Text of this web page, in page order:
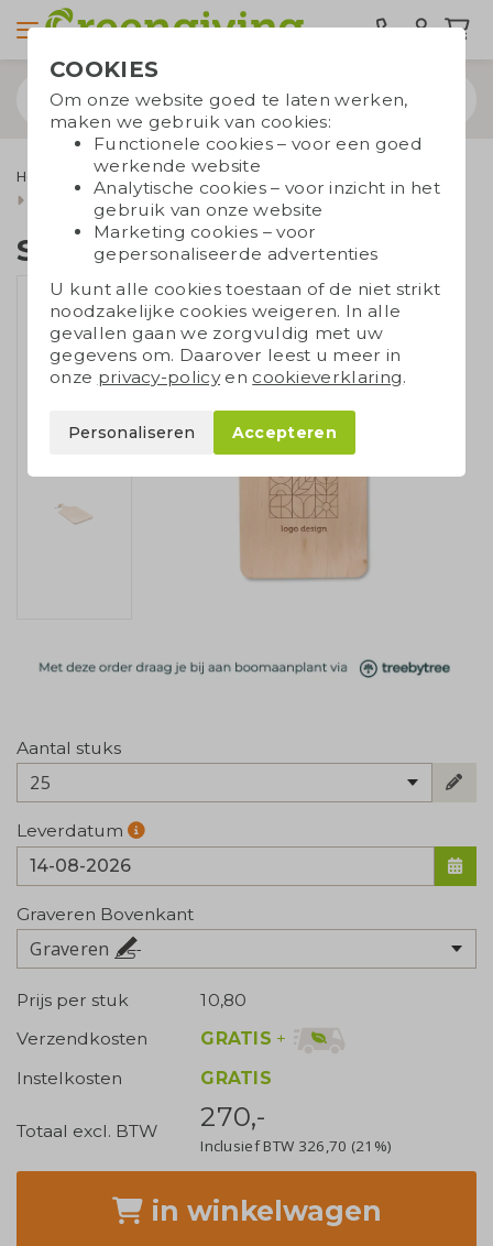
Home & Living Keuken relatiegeschenken
Snijplank elzenhout
Snijplank elzenhout
Aantal stuks
25
Leverdatum
Graveren Bovenkant
Graveren
Prijs per stuk
10,80
Verzendkosten
GRATIS +
Instelkosten
GRATIS
Totaal excl. BTW 270,-
Inclusief BTW 326,70 (21%)
in winkelwagen
COOKIES
Om onze website goed te laten werken,
maken we gebruik van cookies:
Functionele cookies – voor een goed
werkende website
Analytische cookies – voor inzicht in het
gebruik van onze website
Marketing cookies – voor
gepersonaliseerde advertenties
U kunt alle cookies toestaan of de niet strikt
noodzakelijke cookies weigeren. In alle
gevallen gaan we zorgvuldig met uw
gegevens om. Daarover leest u meer in
onze privacy-policyen cookieverklaring.
Personaliseren Accepteren